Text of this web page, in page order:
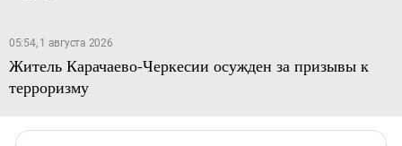
05:54, 1 августа 2026
Житель Карачаево-Черкесии осужден за призывы к
терроризму